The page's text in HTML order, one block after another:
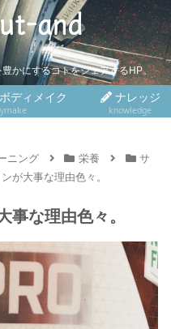
かにするコトをシェアするHP。
ディメイク ナレッジ
knowledge
ニング 栄養
サ
が大事な理由色々。
事な理由色々。